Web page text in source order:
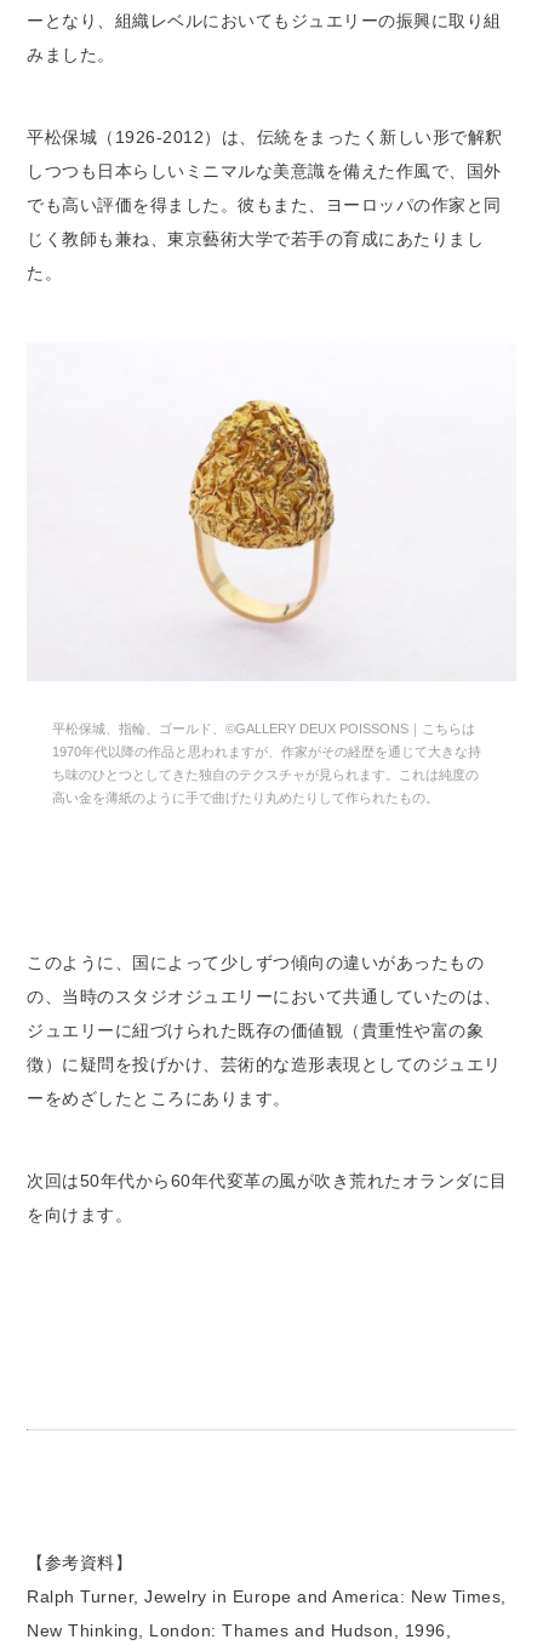
ーとなり、組織レベルにおいてもジュエリーの振興に取り組
みました。
平松保城（1926-2012）は、伝統をまったく新しい形で解釈
しつつも日本らしいミニマルな美意識を備えた作風で、国外
でも高い評価を得ました。彼もまた、ヨーロッパの作家と同
じく教師も兼ね、東京藝術大学で若手の育成にあたりまし
た。
平松保城、指輪、ゴールド、©GALLERY DEUX POISSONS｜こちらは
1970年代以降の作品と思われますが、作家がその経歴を通じて大きな持
ち味のひとつとしてきた独自のテクスチャが見られます。これは純度の
高い金を薄紙のように手で曲げたり丸めたりして作られたもの。
このように、国によって少しずつ傾向の違いがあったもの
の、当時のスタジオジュエリーにおいて共通していたのは、
ジュエリーに紐づけられた既存の価値観（貴重性や富の象
徴）に疑問を投げかけ、芸術的な造形表現としてのジュエリ
ーをめざしたところにあります。
次回は50年代から60年代変革の風が吹き荒れたオランダに目
を向けます。
【参考資料】
Ralph Turner, Jewelry in Europe and America: New Times,
New Thinking, London: Thames and Hudson, 1996,